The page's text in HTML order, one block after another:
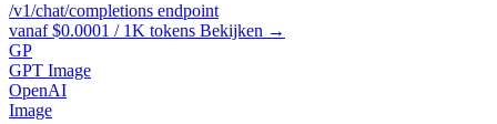
/v1/chat/completions endpoint
vanaf $0.0001 / 1K tokens Bekijken →
GP
GPT Image
OpenAI
Image